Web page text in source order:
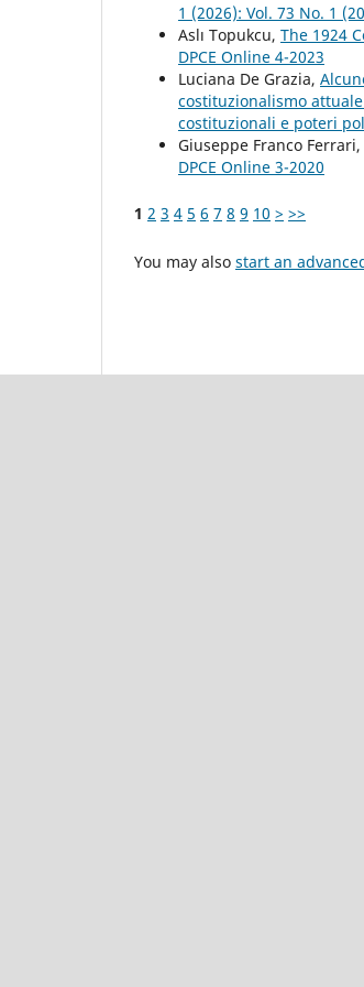
1 (2026): Vol. 73 No. 1
Aslı Topukcu, The 1924
DPCE Online 4-2023
Luciana De Grazia,
costituzionalismo attuale
costituzionali e poteri
Giuseppe Franco Ferrari,
DPCE Online 3-2020
1 2 3 4 5 6 7 8 9 10 > >>
You may also start an